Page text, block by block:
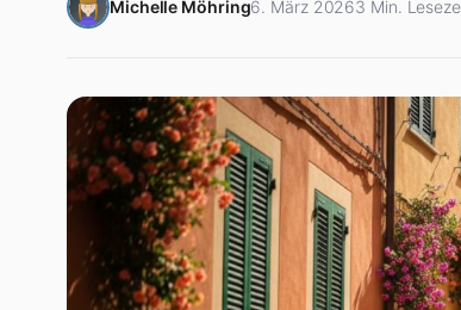
Michelle Möhring6. März 20263 Min.